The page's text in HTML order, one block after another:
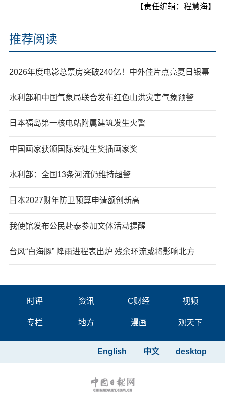
【责任编辑：程慧海】
推荐阅读
2026年度电影总票房突破240亿！中外佳片点亮夏日银幕
水利部和中国气象局联合发布红色山洪灾害气象预警
日本福岛第一核电站附属建筑发生火警
中国画家获颁国际安徒生奖插画家奖
水利部：全国13条河流仍维持超警
日本2027财年防卫预算申请额创新高
我使馆发布公民赴泰参加文体活动提醒
台风“白海豚” 降雨进程表出炉 残余环流或将影响北方
时评 资讯 C财经 视频
专栏 地方 漫画 观天下
desktop
中文
English